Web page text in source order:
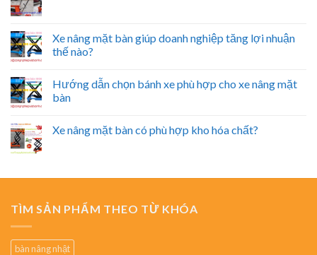
Xe nâng mặt bàn giúp doanh nghiệp tăng lợi nhuận
thế nào?
Hướng dẫn chọn bánh xe phù hợp cho xe nâng mặt
bàn
Xe nâng mặt bàn có phù hợp kho hóa chất?
TÌM SẢN PHẨM THEO TỪ KHÓA
bàn nâng nhật